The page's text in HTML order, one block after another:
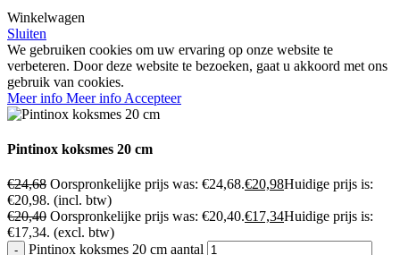
Winkelwagen
Sluiten
We gebruiken cookies om uw ervaring op onze website te
verbeteren. Door deze website te bezoeken, gaat u akkoord met ons
gebruik van cookies.
Meer info Meer info Accepteer
Pintinox koksmes 20 cm
€24,68 Oorspronkelijke prijs was: €24,68.€20,98Huidige prijs is:
€20,98. (incl. btw)
€20,40 Oorspronkelijke prijs was: €20,40.€17,34Huidige prijs is:
€17,34. (excl. btw)
Pintinox koksmes 20 cm aantal